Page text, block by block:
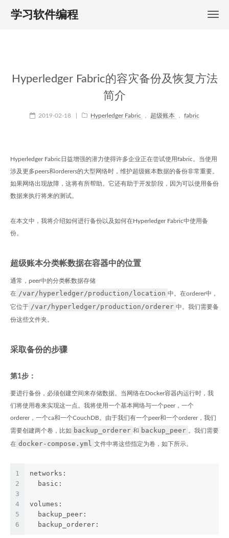
学习软件编程
Hyperledger Fabric的容灾备份及恢复方法
简介
2019-02-18 Hyperledger Fabric ， 超级账本 ， fabric
Hyperledger Fabric日益增强的潜力使得许多企业正在尝试使用fabric。当使用
涉及更多peers和orderers的大型网络时，维护超级账本数据的备份非常重要。
如果网络出现故障，这将有所帮助。它还有助于开发阶段，因为可以使用备份
数据来执行将来的测试。
在本文中，我将介绍如何进行备份以及如何在Hyperledger Fabric中使用备
份。
超级账本分类帐数据在容器中的位置
通常，peer中的分类帐数据存储
在 /var/hyperledger/production/location 中。在orderer中，
它位于 /var/hyperledger/production/orderer 中。我们需要备
份这些文件夹。
采取备份的步骤
第1步：
要进行备份，必须创建空间来存储数据。当网络在Docker容器内运行时，我
们将使用卷来实现这一点。我将使用一个基本网络与一个peer，一个
orderer，一个ca和一个CouchDB。由于我们有一个peer和一个orderer，我们
需要创建两个卷，比如 backup_orderer 和 backup_peer 。我们需要
在 docker-compose.yml 文件中将这些指定为卷，如下所示。
1
2
3
4
5
6
networks:
  basic:
volumes:
  backup_peer:
  backup_orderer: